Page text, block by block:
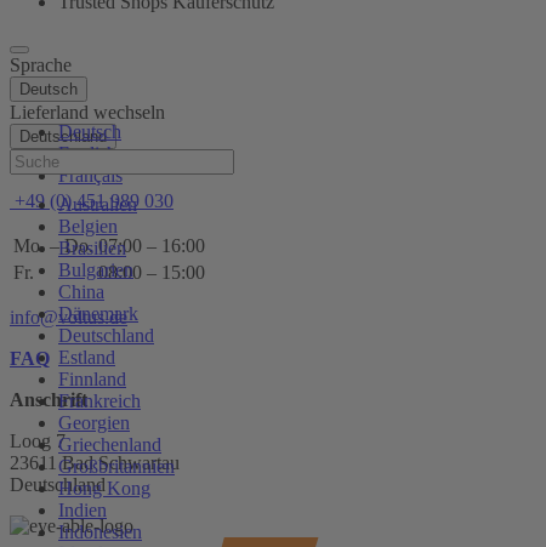
Sprache
Deutsch
Deutsch
English
Français
Lieferland wechseln
Deutschland
Australien
Belgien
Brasilien
Bulgarien
China
Dänemark
Deutschland
Estland
Finnland
Frankreich
Georgien
Griechenland
Großbritannien
Hong Kong
Indien
Indonesien
Hilfe
+49 (0) 451 989 030
Mo. – Do. 07:00 – 16:00
Fr.
08:00 – 15:00
info@voltus.de
FAQ
Anschrift
Loog 7
23611 Bad Schwartau
Deutschland